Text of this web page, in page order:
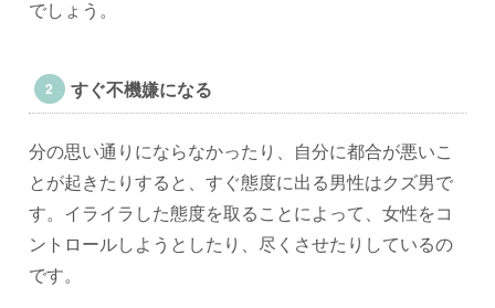
でしょう。
すぐ不機嫌になる
分の思い通りにならなかったり、自分に都合が悪いこ
とが起きたりすると、すぐ態度に出る男性はクズ男で
す。イライラした態度を取ることによって、女性をコ
ントロールしようとしたり、尽くさせたりしているの
です。